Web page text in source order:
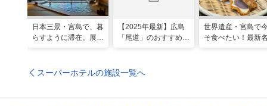
日本三景・宮島で、暮
らすように滞在。展望
【2025年最新】広島
「尾道」のおすすめ観
世界遺産・宮島で
そ食べたい！最新
スーパーホテルの施設一覧へ